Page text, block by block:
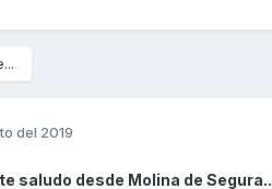
del 2019
saludo desde Molina de Segura..